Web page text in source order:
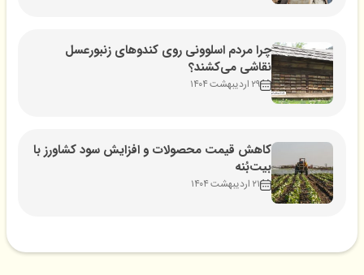
چرا مردم اسلوونی روی کندوهای زنبورعسل
نقاشی می‌کشند؟
۲۹ اردیبهشت ۱۴۰۴
کاهش قیمت محصولات و افزایش سود کشاورز با
بیت‌بُنه
۲۱ اردیبهشت ۱۴۰۴